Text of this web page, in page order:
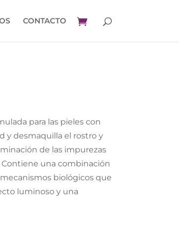
CONTACTO
para las pieles con
y desmaquilla el rostro y
de las impurezas
una combinación
biológicos que
luminoso y una